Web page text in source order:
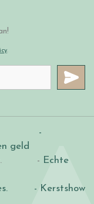
.
-
geld
. - Echte
- Kerstshow